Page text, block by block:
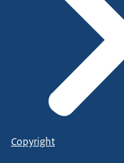
Copyright